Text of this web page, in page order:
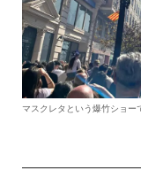
マスクレタという爆竹ショー